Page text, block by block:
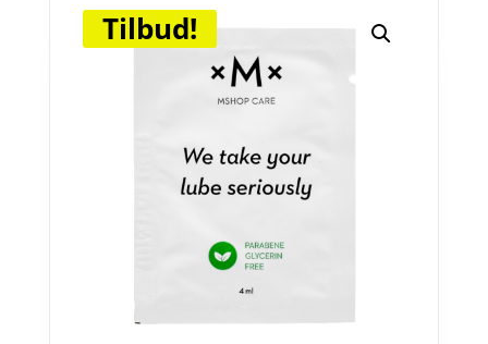
Tilbud!